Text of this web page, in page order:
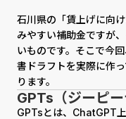
石川県の「賃上げに向
みやすい補助金ですが
いものです。そこで今
書ドラフトを実際に作
ります。
GPTs（ジーピ
GPTsとは、ChatGPT